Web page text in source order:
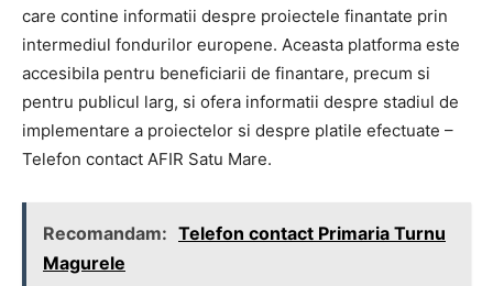
care contine informatii despre proiectele finantate prin
intermediul fondurilor europene. Aceasta platforma este
accesibila pentru beneficiarii de finantare, precum si
pentru publicul larg, si ofera informatii despre stadiul de
implementare a proiectelor si despre platile efectuate –
Telefon contact AFIR Satu Mare.
Recomandam: Telefon contact Primaria Turnu
Magurele